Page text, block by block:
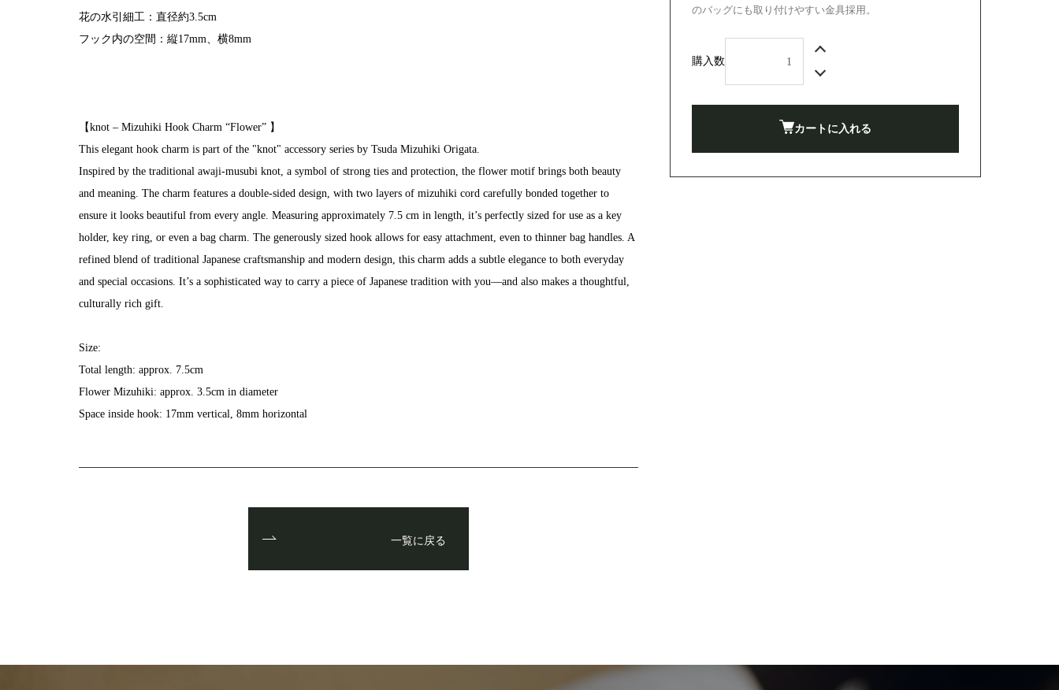
花の水引細工：直径約3.5cm
フック内の空間：縦17mm、横8mm
【knot – Mizuhiki Hook Charm “Flower” 】
This elegant hook charm is part of the "knot" accessory series by Tsuda Mizuhiki Origata.
Inspired by the traditional awaji-musubi knot, a symbol of strong ties and protection, the flower motif brings both beauty
and meaning. The charm features a double-sided design, with two layers of mizuhiki cord carefully bonded together to
ensure it looks beautiful from every angle. Measuring approximately 7.5 cm in length, it’s perfectly sized for use as a key
holder, key ring, or even a bag charm. The generously sized hook allows for easy attachment, even to thinner bag handles. A
refined blend of traditional Japanese craftsmanship and modern design, this charm adds a subtle elegance to both everyday
and special occasions. It’s a sophisticated way to carry a piece of Japanese tradition with you—and also makes a thoughtful,
culturally rich gift.
Size:
Total length: approx. 7.5cm
Flower Mizuhiki: approx. 3.5cm in diameter
Space inside hook: 17mm vertical, 8mm horizontal
一覧に戻る
のバッグにも取り付けやすい金具採用。
購入数
カートに入れる